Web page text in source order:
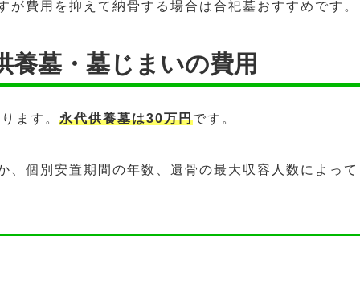
が費用を抑えて納骨する場合は合祀墓おすすめです。
養墓・墓じまいの費用
ます。 永代供養墓は30万円です。
、個別安置期間の年数、遺骨の最大収容人数によって